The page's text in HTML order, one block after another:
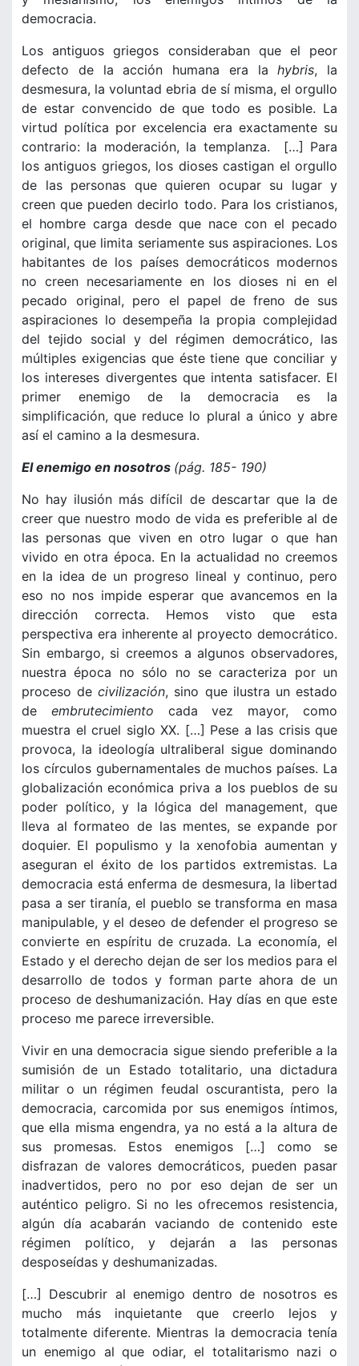
democracia.
Los antiguos griegos consideraban que el peor
defecto de la acción humana era lahybris, la
desmesura, la voluntad ebria de sí misma, el orgullo
de estar convencido de que todo es posible. La
virtud política por excelencia era exactamente su
contrario: la moderación, la templanza. […] Para
los antiguos griegos, los dioses castigan el orgullo
de las personas que quieren ocupar su lugar y
creen que pueden decirlo todo. Para los cristianos,
el hombre carga desde que nace con el pecado
original, que limita seriamente sus aspiraciones. Los
habitantes de los países democráticos modernos
no creen necesariamente en los dioses ni en el
pecado original, pero el papel de freno de sus
aspiraciones lo desempeña la propia complejidad
del tejido social y del régimen democrático, las
múltiples exigencias que éste tiene que conciliar y
los intereses divergentes que intenta satisfacer. El
primer enemigo de la democracia es la
simplificación, que reduce lo plural a único y abre
así el camino a la desmesura.
El enemigo en nosotros (pág. 185- 190)
No hay ilusión más difícil de descartar que la de
creer que nuestro modo de vida es preferible al de
las personas que viven en otro lugar o que han
vivido en otra época. En la actualidad no creemos
en la idea de un progreso lineal y continuo, pero
eso no nos impide esperar que avancemos en la
dirección correcta. Hemos visto que esta
perspectiva era inherente al proyecto democrático.
Sin embargo, si creemos a algunos observadores,
nuestra época no sólo no se caracteriza por un
proceso decivilización, sino que ilustra un estado
de embrutecimiento cada vez mayor, como
muestra el cruel siglo XX. […] Pese a las crisis que
provoca, la ideología ultraliberal sigue dominando
los círculos gubernamentales de muchos países. La
globalización económica priva a los pueblos de su
poder político, y la lógica del management, que
lleva al formateo de las mentes, se expande por
doquier. El populismo y la xenofobia aumentan y
aseguran el éxito de los partidos extremistas. La
democracia está enferma de desmesura, la libertad
pasa a ser tiranía, el pueblo se transforma en masa
manipulable, y el deseo de defender el progreso se
convierte en espíritu de cruzada. La economía, el
Estado y el derecho dejan de ser los medios para el
desarrollo de todos y forman parte ahora de un
proceso de deshumanización. Hay días en que este
proceso me parece irreversible.
Vivir en una democracia sigue siendo preferible a la
sumisión de un Estado totalitario, una dictadura
militar o un régimen feudal oscurantista, pero la
democracia, carcomida por sus enemigos íntimos,
que ella misma engendra, ya no está a la altura de
sus promesas. Estos enemigos […] como se
disfrazan de valores democráticos, pueden pasar
inadvertidos, pero no por eso dejan de ser un
auténtico peligro. Si no les ofrecemos resistencia,
algún día acabarán vaciando de contenido este
régimen político, y dejarán a las personas
desposeídas y deshumanizadas.
[…] Descubrir al enemigo dentro de nosotros es
mucho más inquietante que creerlo lejos y
totalmente diferente. Mientras la democracia tenía
un enemigo al que odiar, el totalitarismo nazi o